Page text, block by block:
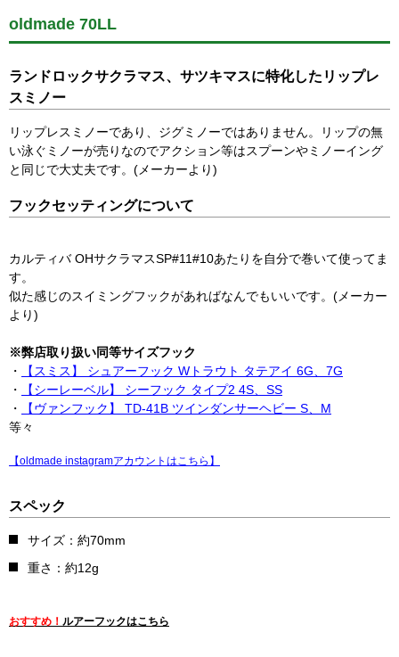
oldmade 70LL
ランドロックサクラマス、サツキマスに特化したリップレ
スミノー
リップレスミノーであり、ジグミノーではありません。リップの無
い泳ぐミノーが売りなのでアクション等はスプーンやミノーイング
と同じで大丈夫です。(メーカーより)
フックセッティングについて
カルティバ OHサクラマスSP#11#10あたりを自分で巻いて使ってま
す。
似た感じのスイミングフックがあればなんでもいいです。(メーカー
より)
※弊店取り扱い同等サイズフック
・
【スミス】 シュアーフック Wトラウト タテアイ 6G、7G
・
【シーレーベル】 シーフック タイプ2 4S、SS
・
【ヴァンフック】 TD-41B ツインダンサーヘビー S、M
等々
【oldmade instagramアカウントはこちら】
スペック
サイズ：約70mm
重さ：約12g
おすすめ！ ルアーフックはこちら